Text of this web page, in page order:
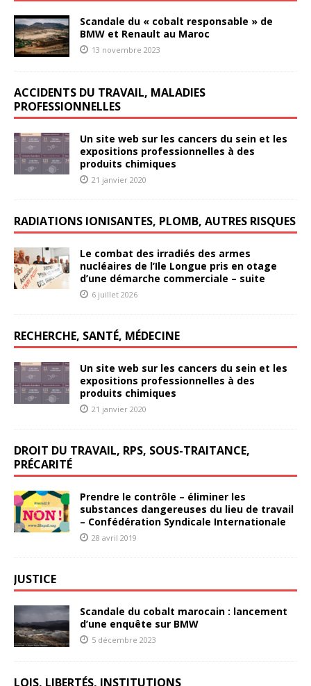
Scandale du « cobalt responsable » de
BMW et Renault au Maroc
13 novembre 2023
ACCIDENTS DU TRAVAIL, MALADIES
PROFESSIONNELLES
Un site web sur les cancers du sein et les
expositions professionnelles à des
produits chimiques
21 janvier 2020
RADIATIONS IONISANTES, PLOMB, AUTRES RISQUES
Le combat des irradiés des armes
nucléaires de l’Ile Longue pris en otage
d’une démarche commerciale – suite
6 juillet 2026
RECHERCHE, SANTÉ, MÉDECINE
Un site web sur les cancers du sein et les
expositions professionnelles à des
produits chimiques
21 janvier 2020
DROIT DU TRAVAIL, RPS, SOUS-TRAITANCE,
PRÉCARITÉ
Prendre le contrôle – éliminer les
substances dangereuses du lieu de travail
– Confédération Syndicale Internationale
28 avril 2019
JUSTICE
Scandale du cobalt marocain : lancement
d’une enquête sur BMW
5 décembre 2023
LOIS, LIBERTÉS, INSTITUTIONS